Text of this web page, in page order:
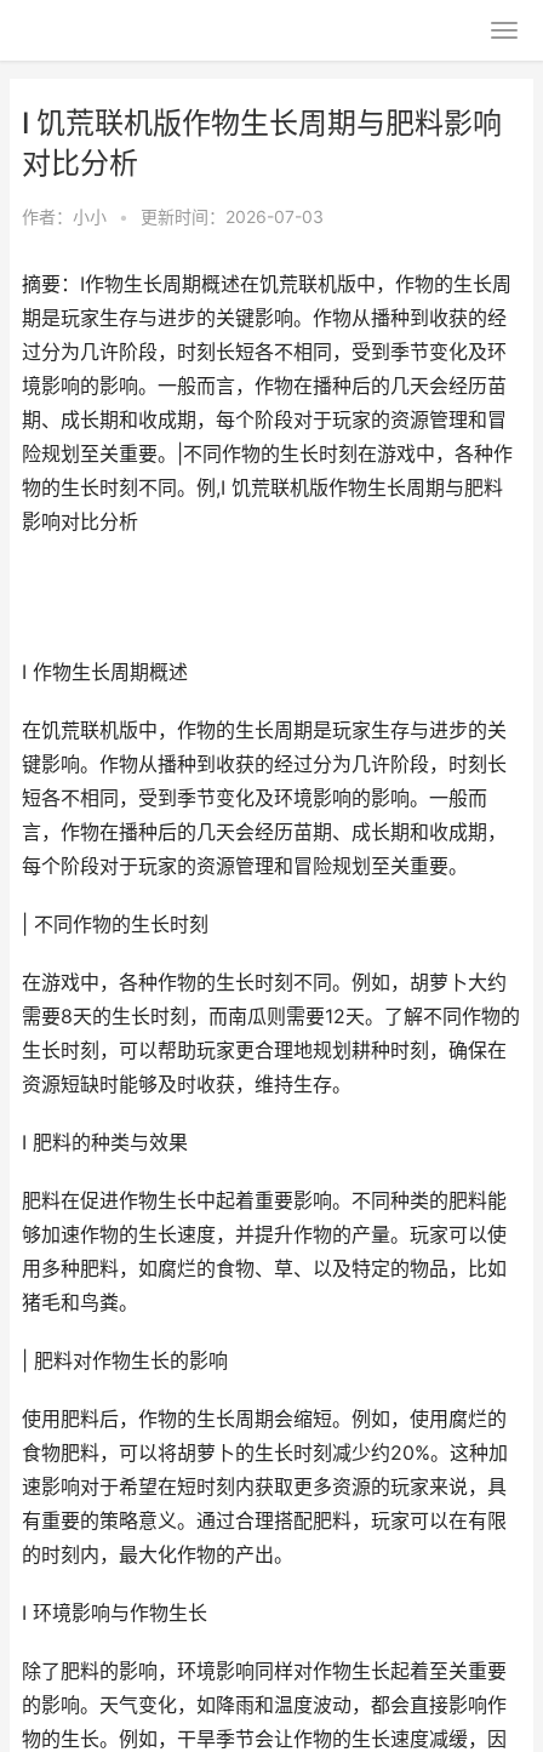
I 饥荒联机版作物生长周期与肥料影响
对比分析
作者： 小小 • 更新时间：2026-07-03
摘要：I作物生长周期概述在饥荒联机版中，作物的生长周
期是玩家生存与进步的关键影响。作物从播种到收获的经
过分为几许阶段，时刻长短各不相同，受到季节变化及环
境影响的影响。一般而言，作物在播种后的几天会经历苗
期、成长期和收成期，每个阶段对于玩家的资源管理和冒
险规划至关重要。|不同作物的生长时刻在游戏中，各种作
物的生长时刻不同。例,I 饥荒联机版作物生长周期与肥料
影响对比分析
I 作物生长周期概述
在饥荒联机版中，作物的生长周期是玩家生存与进步的关
键影响。作物从播种到收获的经过分为几许阶段，时刻长
短各不相同，受到季节变化及环境影响的影响。一般而
言，作物在播种后的几天会经历苗期、成长期和收成期，
每个阶段对于玩家的资源管理和冒险规划至关重要。
| 不同作物的生长时刻
在游戏中，各种作物的生长时刻不同。例如，胡萝卜大约
需要8天的生长时刻，而南瓜则需要12天。了解不同作物的
生长时刻，可以帮助玩家更合理地规划耕种时刻，确保在
资源短缺时能够及时收获，维持生存。
I 肥料的种类与效果
肥料在促进作物生长中起着重要影响。不同种类的肥料能
够加速作物的生长速度，并提升作物的产量。玩家可以使
用多种肥料，如腐烂的食物、草、以及特定的物品，比如
猪毛和鸟粪。
| 肥料对作物生长的影响
使用肥料后，作物的生长周期会缩短。例如，使用腐烂的
食物肥料，可以将胡萝卜的生长时刻减少约20%。这种加
速影响对于希望在短时刻内获取更多资源的玩家来说，具
有重要的策略意义。通过合理搭配肥料，玩家可以在有限
的时刻内，最大化作物的产出。
I 环境影响与作物生长
除了肥料的影响，环境影响同样对作物生长起着至关重要
的影响。天气变化，如降雨和温度波动，都会直接影响作
物的生长。例如，干旱季节会让作物的生长速度减缓，因